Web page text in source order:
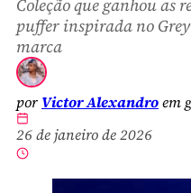
Coleção que ganhou as
puffer inspirada no
marca
por Victor Alexandroem
26 de janeiro de 2026